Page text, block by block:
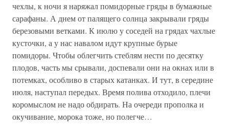
чехлы, к ночи я наряжал помидорные гряды в бумажные
сарафаны. А днем от палящего солнца закрывали гряды
березовыми ветками. К июлю у соседей на грядах чахлые
кусточки, а у нас навалом идут крупные бурые
помидоры. Чтобы облегчить стеблям нести по десятку
плодов, часть мы срывали, доспевали они на окнах или в
потемках, особливо в старых катанках. И тут, в середине
июля, наступал передых. Время полива отходило, плечи
коромыслом не надо обдирать. На очереди прополка и
окучивание, морока тоже, но полегче…